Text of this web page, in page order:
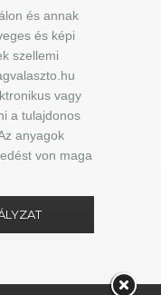
és annak
és képi
szellemi
vagy
a tulajdonos
anyagok
von maga